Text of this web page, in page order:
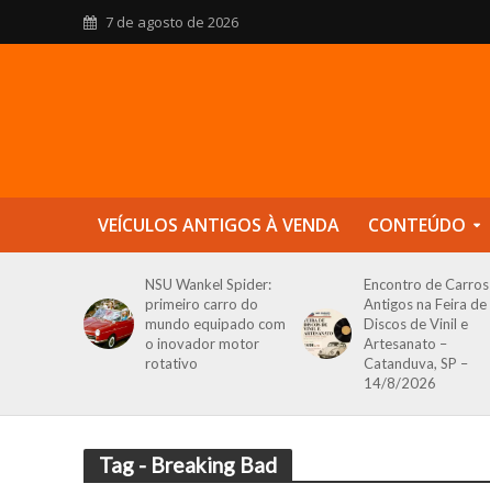
7 de agosto de 2026
VEÍCULOS ANTIGOS À VENDA CONTEÚDO
NSU Wankel Spider:
primeiro carro do
mundo equipado com
o inovador motor
rotativo
Encontro de Carros
Antigos na Feira de
Discos de Vinil e
Artesanato –
Catanduva, SP –
14/8/2026
Tag - Breaking Bad